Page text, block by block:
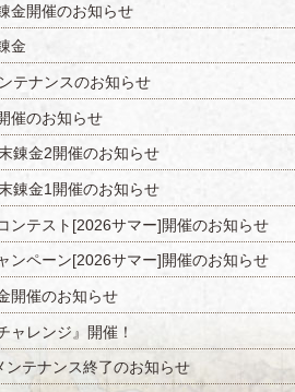
金開催のお知らせ
金
テナンスのお知らせ
催のお知らせ
錬金2開催のお知らせ
錬金1開催のお知らせ
ンテスト[2026サマー]開催のお知らせ
ンペーン[2026サマー]開催のお知らせ
開催のお知らせ
ャレンジ』開催！
ンテナンス終了のお知らせ